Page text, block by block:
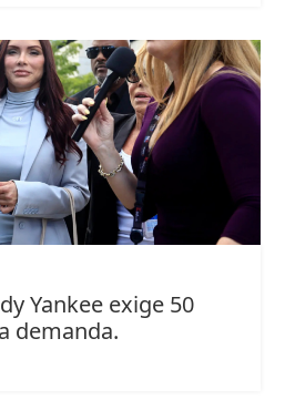
Yankee exige 50
demanda.